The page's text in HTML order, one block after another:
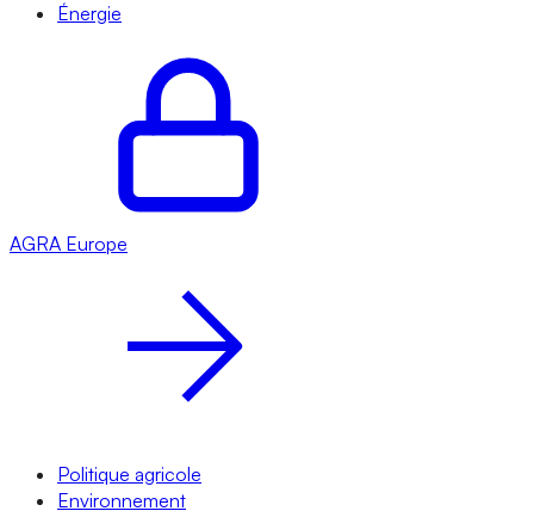
Énergie
AGRA Europe
Politique agricole
Environnement